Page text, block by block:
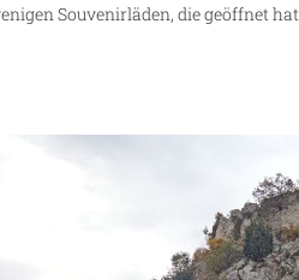
Souvenirläden, die geöffnet